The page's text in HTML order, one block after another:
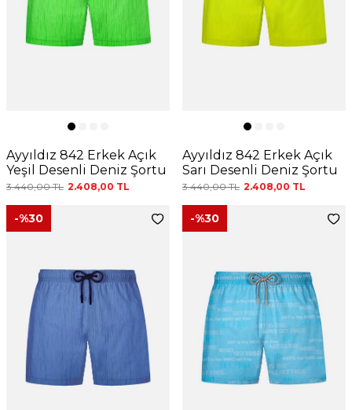
Ayyıldız 842 Erkek Açık
Yeşil Desenli Deniz Şortu
3.440,00TL 2.408,00 TL
Ayyıldız 842 Erkek Açık
Sarı Desenli Deniz Şortu
3.440,00TL 2.408,00 TL
-%30 -%30